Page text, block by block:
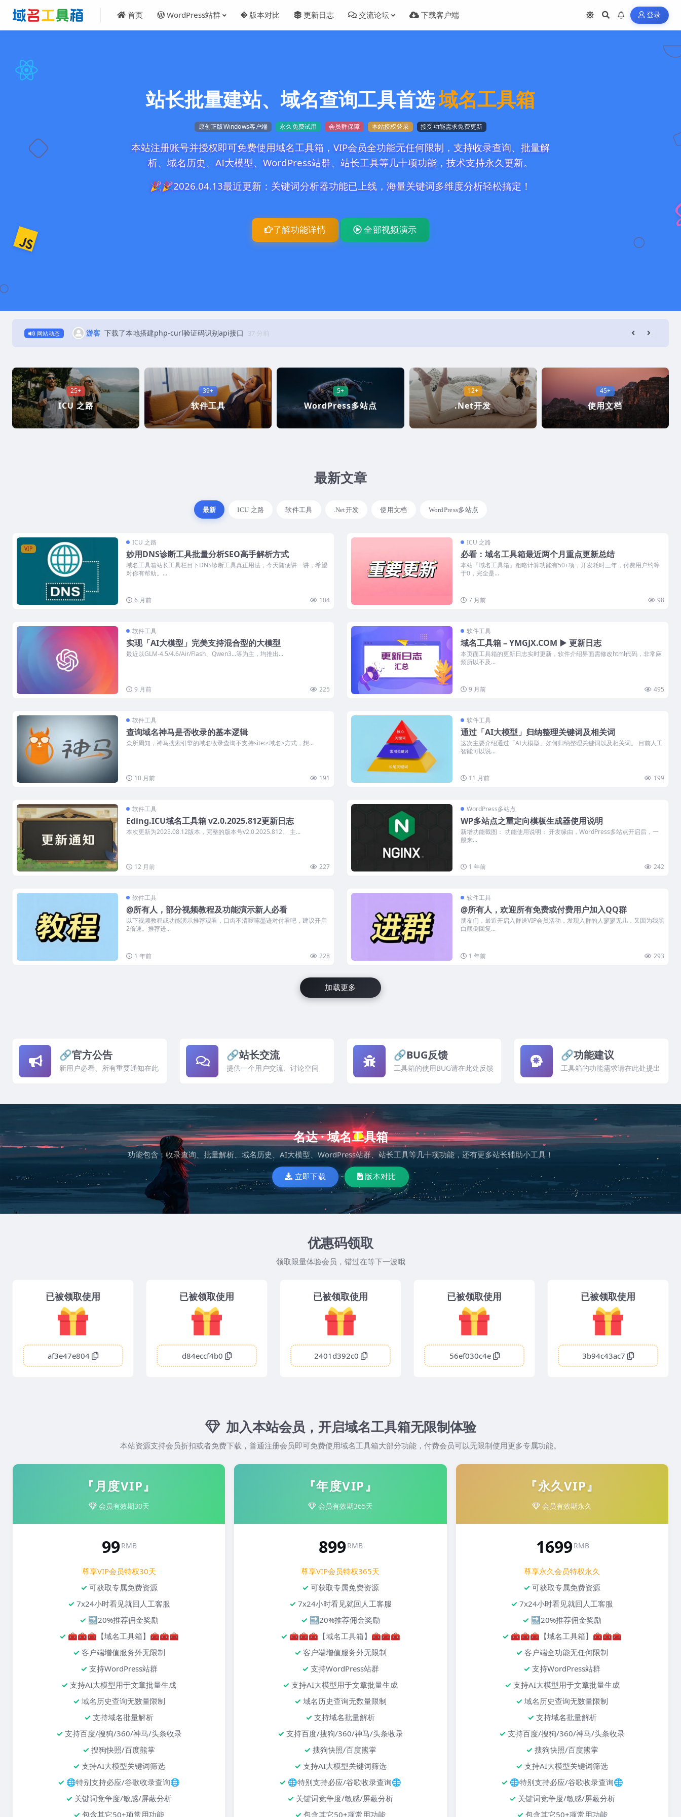
首页 WordPress站群 版本对比 更新日志 交流论坛 下载客户端 登录
站长批量建站、域名查询工具首选域名工具箱
原创正版Windows客户端 永久免费试用 会员群保障 本站授权登录 接受功能需求免费更新
本站注册账号并授权即可免费使用域名工具箱，VIP会员全功能无任何限制，支持收录查询、批量解
析、域名历史、AI大模型、WordPress站群、站长工具等几十项功能，技术支持永久更新。
🎉🎉2026.04.13最近更新：关键词分析器功能已上线，海量关键词多维度分析轻松搞定！
了解功能详情 全部视频演示
网站动态 游客 下载了本地搭建php-curl验证码识别api接口 37 分前
25+
ICU 之路
39+
软件工具
5+
WordPress多站点
12+
.Net开发
45+
使用文档
最新文章
最新 ICU 之路 软件工具 .Net开发 使用文档 WordPress多站点
VIP
ICU 之路
妙用DNS诊断工具批量分析SEO高手解析方式
域名工具箱站长工具栏目下DNS诊断工具真正用法，今天随便讲一讲，希望
对你有帮助。...
6 月前 104
ICU 之路
必看：域名工具箱最近两个月重点更新总结
本站『域名工具箱』粗略计算功能有50+项，开发耗时三年，付费用户约等
于0，完全是...
7 月前 98
软件工具
实现「AI大模型」完美支持混合型的大模型
最近以GLM-4.5/4.6/Air/Flash、Qwen3...等为主，均推出...
9 月前 225
软件工具
域名工具箱 – YMGJX.COM ▶ 更新日志
本页面工具箱的更新日志实时更新，软件介绍界面需修改html代码，非常麻
烦所以不及...
9 月前 495
软件工具
查询域名神马是否收录的基本逻辑
众所周知，神马搜索引擎的域名收录查询不支持site:<域名>方式，想...
10 月前 191
软件工具
通过「AI大模型」归纳整理关键词及相关词
这次主要介绍通过「AI大模型」如何归纳整理关键词以及相关词。 目前人工
智能可以说...
11 月前 199
软件工具
Eding.ICU域名工具箱 v2.0.2025.812更新日志
本次更新为2025.08.12版本，完整的版本号v2.0.2025.812。 主...
12 月前 227
WordPress多站点
WP多站点之重定向模板生成器使用说明
新增功能截图： 功能使用说明： 开发缘由，WordPress多站点开启后，一
般来...
1 年前 242
软件工具
@所有人，部分视频教程及功能演示新人必看
以下视频教程或功能演示推荐观看，口齿不清啰嗦墨迹对付看吧，建议开启
2倍速。推荐进...
1 年前 228
软件工具
@所有人，欢迎所有免费或付费用户加入QQ群
朋友们，最近开启入群送VIP会员活动，发现入群的人寥寥无几，又因为我黑
白颠倒回复...
1 年前 293
加载更多
🔗官方公告
新用户必看、所有重要通知在此
🔗站长交流
提供一个用户交流、讨论空间
🔗BUG反馈
工具箱的使用BUG请在此处反馈
🔗功能建议
工具箱的功能需求请在此处提出
名达 · 域名工具箱
功能包含：收录查询、批量解析、域名历史、AI大模型、WordPress站群、站长工具等几十项功能，还有更多站长辅助小工具！
立即下载 版本对比
优惠码领取
领取限量体验会员，错过在等下一波哦
已被领取使用
af3e47e804
已被领取使用
d84eccf4b0
已被领取使用
2401d392c0
已被领取使用
56ef030c4e
已被领取使用
3b94c43ac7
加入本站会员，开启域名工具箱无限制体验
本站资源支持会员折扣或者免费下载，普通注册会员即可免费使用域名工具箱大部分功能，付费会员可以无限制使用更多专属功能。
『月度VIP』
会员有效期30天
99RMB
尊享VIP会员特权30天
可获取专属免费资源
7x24小时看见就回人工客服
🔜20%推荐佣金奖励
🧰🧰🧰【域名工具箱】🧰🧰🧰
客户端增值服务外无限制
支持WordPress站群
支持AI大模型用于文章批量生成
域名历史查询无数量限制
支持域名批量解析
支持百度/搜狗/360/神马/头条收录
搜狗快照/百度熊掌
支持AI大模型关键词筛选
🌐特别支持必应/谷歌收录查询🌐
关键词竞争度/敏感/屏蔽分析
包含其它50+项常用功能
『年度VIP』
会员有效期365天
899RMB
尊享VIP会员特权365天
可获取专属免费资源
7x24小时看见就回人工客服
🔜20%推荐佣金奖励
🧰🧰🧰【域名工具箱】🧰🧰🧰
客户端增值服务外无限制
支持WordPress站群
支持AI大模型用于文章批量生成
域名历史查询无数量限制
支持域名批量解析
支持百度/搜狗/360/神马/头条收录
搜狗快照/百度熊掌
支持AI大模型关键词筛选
🌐特别支持必应/谷歌收录查询🌐
关键词竞争度/敏感/屏蔽分析
包含其它50+项常用功能
『永久VIP』
会员有效期永久
1699RMB
尊享永久会员特权永久
可获取专属免费资源
7x24小时看见就回人工客服
🔜20%推荐佣金奖励
🧰🧰🧰【域名工具箱】🧰🧰🧰
客户端全功能无任何限制
支持WordPress站群
支持AI大模型用于文章批量生成
域名历史查询无数量限制
支持域名批量解析
支持百度/搜狗/360/神马/头条收录
搜狗快照/百度熊掌
支持AI大模型关键词筛选
🌐特别支持必应/谷歌收录查询🌐
关键词竞争度/敏感/屏蔽分析
包含其它50+项常用功能